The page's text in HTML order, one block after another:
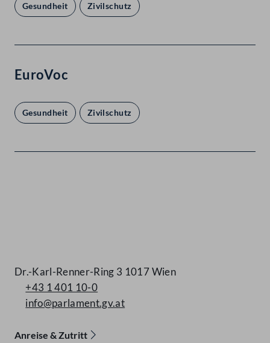
Gesundheit Zivilschutz
EuroVoc
Gesundheit Zivilschutz
Dr.-Karl-Renner-Ring 3 1017 Wien
+43 1 401 10-0
info@parlament.gv.at
Anreise & Zutritt